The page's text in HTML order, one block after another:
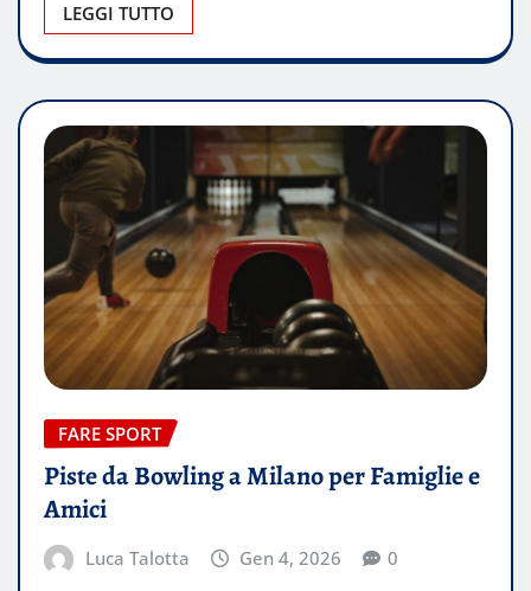
LEGGI TUTTO
FARE SPORT
Piste da Bowling a Milano per Famiglie e
Amici
Luca Talotta Gen 4, 2026 0